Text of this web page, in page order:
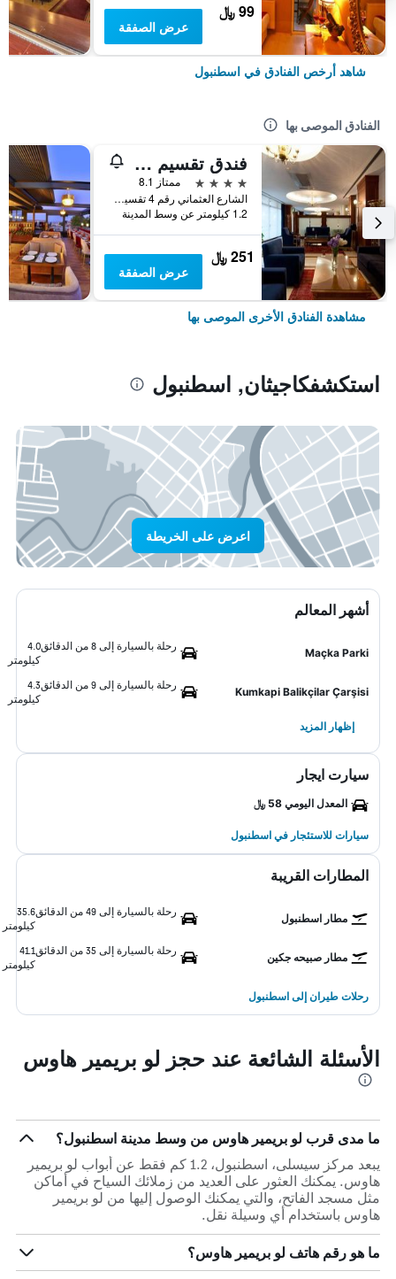
99 ﷼
عرض الصفقة
شاهد أرخص الفنادق في اسطنبول
الفنادق الموصى بها
فندق تقسيم متروبارك
4 نجوم
ممتاز 8.1
الشارع العثماني رقم 4 تقسيم, اسطنبول, تركيا
1.2 كيلومتر عن وسط المدينة
251 ﷼
عرض الصفقة
مشاهدة الفنادق الأخرى الموصى بها
استكشفكاجيثان, اسطنبول
اعرض على الخريطة
أشهر المعالم
Maçka Parki
رحلة بالسيارة إلى 8 من الدقائق
4.0
كيلومتر
Kumkapi Balikçilar Çarşisi
رحلة بالسيارة إلى 9 من الدقائق
4.3
كيلومتر
إظهار المزيد
سيارت ايجار
المعدل اليومي 58 ﷼
سيارات للاستئجار في اسطنبول
المطارات القريبة
مطار اسطنبول
رحلة بالسيارة إلى 49 من الدقائق
35.6
كيلومتر
مطار صبيحه جكين
رحلة بالسيارة إلى 35 من الدقائق
41.1
كيلومتر
رحلات طيران إلى اسطنبول
الأسئلة الشائعة عند حجز لو بريمير هاوس
ما مدى قرب لو بريمير هاوس من وسط مدينة اسطنبول؟
يبعد مركز سيسلى، اسطنبول، 1.2 كم فقط عن أبواب لو بريمير
هاوس. يمكنك العثور على العديد من زملائك السياح في أماكن
مثل مسجد الفاتح، والتي يمكنك الوصول إليها من لو بريمير
هاوس باستخدام أي وسيلة نقل.
ما هو رقم هاتف لو بريمير هاوس؟